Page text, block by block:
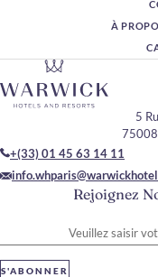
À
Rejoignez
S'ABONNER
5
75008
+(33) 01 45 63 14 11